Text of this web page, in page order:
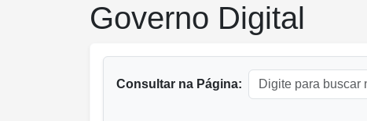
conteúdo principalGoverno Digital
Consultar na Página: